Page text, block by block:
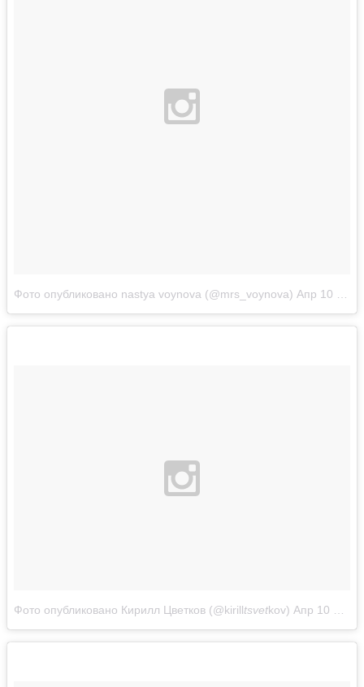
Фото опубликовано nastya voynova (@mrs_voynova) Апр 10 2016 в 12:33 PDT
Фото опубликовано Кирилл Цветков (@kirilltsvetkov) Апр 10 2016 в 9:49 PDT